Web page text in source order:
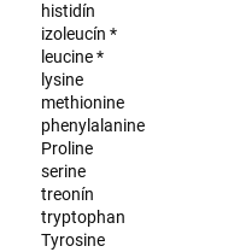
histidín
izoleucín *
leucine *
lysine
methionine
phenylalanine
Proline
serine
treonín
tryptophan
Tyrosine